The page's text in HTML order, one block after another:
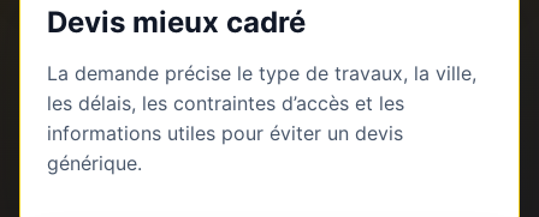
Devis mieux cadré
La demande précise le type de travaux, la ville,
les délais, les contraintes d’accès et les
informations utiles pour éviter un devis
générique.